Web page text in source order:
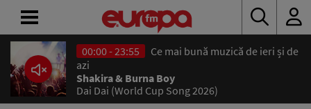
00:00 - 23:55
Ce mai bună muzică de ieri și de
azi
Shakira & Burna Boy
Dai Dai (World Cup Song 2026)
ACASĂ
ȘTIRI